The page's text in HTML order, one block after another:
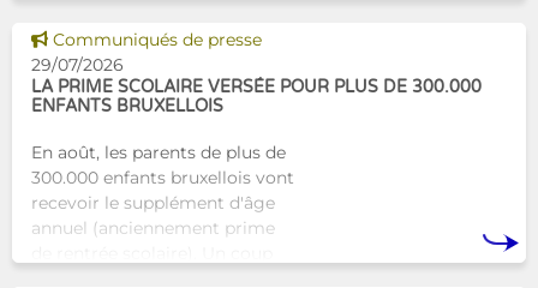
Tam-Tam apporte une réponse
concrète avec une formation
dest
Voir cette news
Communiqués de presse
29/07/2026
LA PRIME SCOLAIRE VERSÉE POUR PLUS DE 300.000
ENFANTS BRUXELLOIS
En août, les parents de plus de
300.000 enfants bruxellois vont
recevoir le supplément d'âge
annuel (anciennement prime